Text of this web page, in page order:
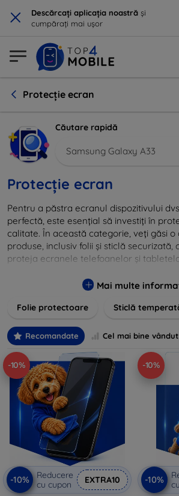
× Descărcați aplicația noastră și
cumpărați mai ușor
Protecție ecran
Căutare rapidă
Samsung Galaxy A33
Protecție ecran
Pentru a păstra ecranul dispozitivului
perfectă, este esențial să investiți în
calitate. În această categorie, veți găsi
produse, inclusiv folii și sticlă
proteja ecranele telefoanelor și
fabricate din materiale durabile și sunt
Alegeți soluția care se potrivește cel
dispozitivului. Asigurați-vă că investiția
intactă și arată ca nouă mult timp cu
oferta noastră.
Mai multe
Folie protectoare Sticlă
Recomandate Cel mai bine vândut
-10%
-10%
Reducere
cu cupon
EXTRA10
-10%
-10%